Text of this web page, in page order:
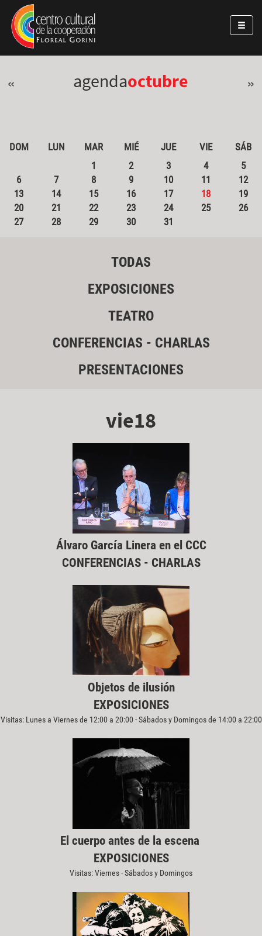
Pasar al contenido principal
Jump to main content
« agendaoctubre »
DOM LUN MAR MIÉ JUE VIE
SÁB
1
2 3 4
5
6
7 8 9 10 11
12
13
14 15 16 17 18
19
20
21 22 23 24 25
26
27
28 29 30 31
TODAS
EXPOSICIONES
TEATRO
CONFERENCIAS - CHARLAS
PRESENTACIONES
vie18
Álvaro García Linera en el CCC
CONFERENCIAS - CHARLAS
Objetos de ilusión
EXPOSICIONES
Visitas: Lunes a Viernes de 12:00 a 20:00 - Sábados y Domingos de 14:00 a 22:00
El cuerpo antes de la escena
EXPOSICIONES
Visitas: Viernes - Sábados y Domingos